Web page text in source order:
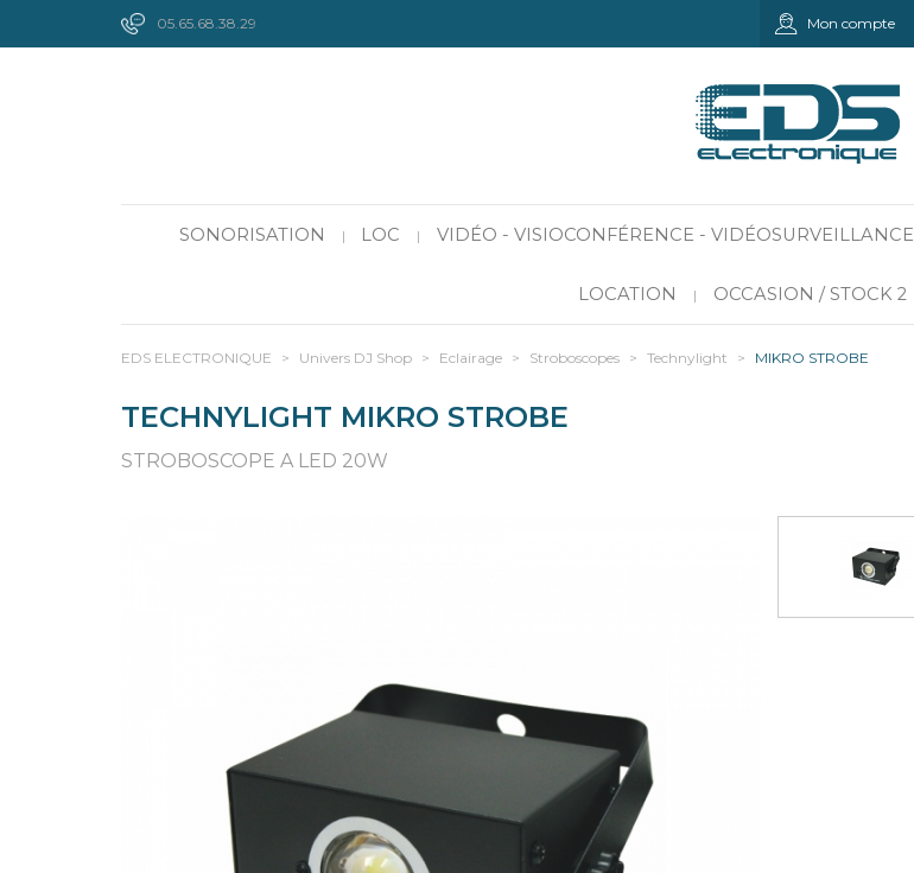
05.65.68.38.29 Mon compte
SONORISATION | LOC | VIDÉO - VISIOCONFÉRENCE - VIDÉOSURVEILLANCE
LOCATION | OCCASION / STOCK 2
EDS ELECTRONIQUE > Univers DJ Shop > Eclairage > Stroboscopes > Technylight > MIKRO STROBE
TECHNYLIGHT MIKRO STROBE
STROBOSCOPE A LED 20W